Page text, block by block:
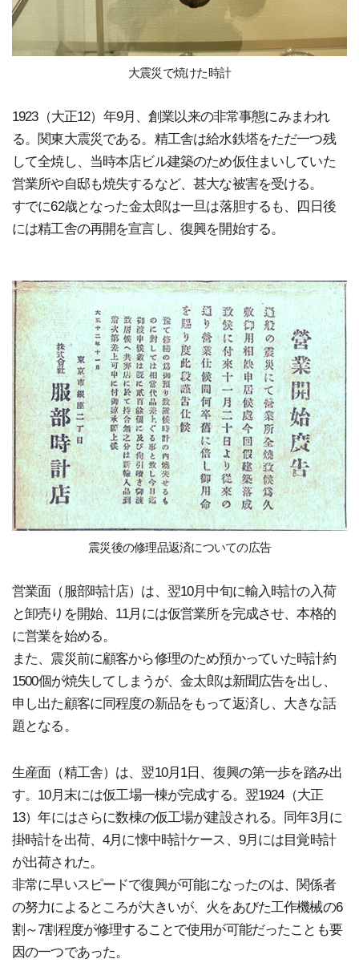
大震災で焼けた時計
1923（大正12）年9月、創業以来の非常事態にみまわれ
る。関東大震災である。精工舎は給水鉄塔をただ一つ残
して全焼し、当時本店ビル建築のため仮住まいしていた
営業所や自邸も焼失するなど、甚大な被害を受ける。
すでに62歳となった金太郎は一旦は落胆するも、四日後
には精工舎の再開を宣言し、復興を開始する。
震災後の修理品返済についての広告
営業面（服部時計店）は、翌10月中旬に輸入時計の入荷
と卸売りを開始、11月には仮営業所を完成させ、本格的
に営業を始める。
また、震災前に顧客から修理のため預かっていた時計約
1500個が焼失してしまうが、金太郎は新聞広告を出し、
申し出た顧客に同程度の新品をもって返済し、大きな話
題となる。
生産面（精工舎）は、翌10月1日、復興の第一歩を踏み出
す。10月末には仮工場一棟が完成する。翌1924（大正
13）年にはさらに数棟の仮工場が建設される。同年3月に
掛時計を出荷、4月に懐中時計ケース、9月には目覚時計
が出荷された。
非常に早いスピードで復興が可能になったのは、関係者
の努力によるところが大きいが、火をあびた工作機械の6
割～7割程度が修理することで使用が可能だったことも要
因の一つであった。